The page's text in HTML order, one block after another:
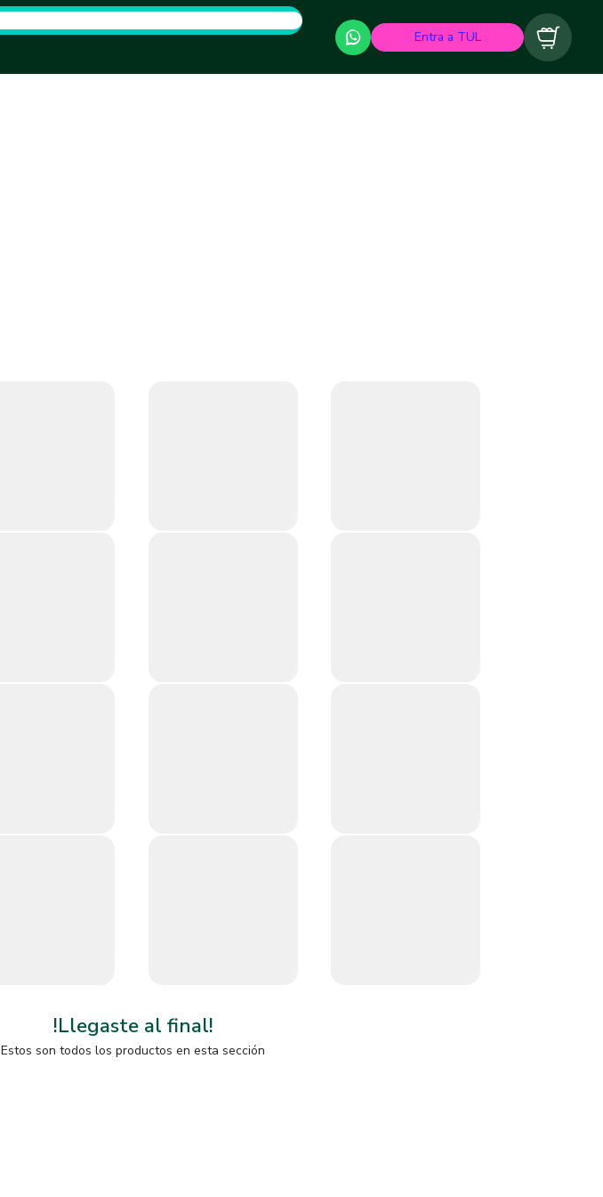
Entra a TUL Carrito
!Llegaste al final!
Estos son todos los productos en esta sección